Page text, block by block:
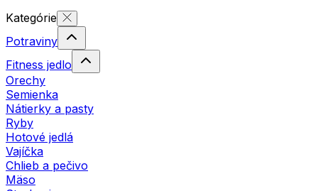
Kategórie
Potraviny
Fitness jedlo
Orechy
Semienka
Nátierky a pasty
Ryby
Hotové jedlá
Vajíčka
Chlieb a pečivo
Mäso